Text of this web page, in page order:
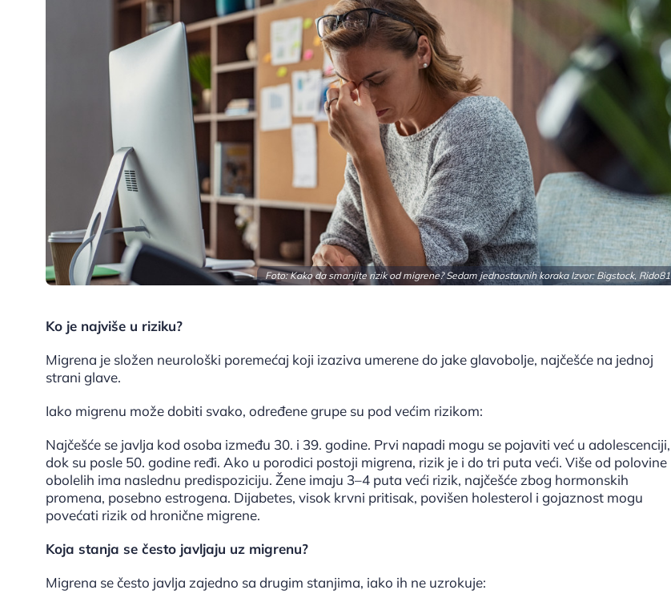
Foto: Kako da smanjite rizik od migrene? Sedam jednostavnih koraka Izvor: Bigstock, Rido81
Ko je najviše u riziku?
Migrena je složen neurološki poremećaj koji izaziva umerene do jake glavobolje, najčešće na jednoj
strani glave.
Iako migrenu može dobiti svako, određene grupe su pod većim rizikom:
Najčešće se javlja kod osoba između 30. i 39. godine. Prvi napadi mogu se pojaviti već u adolescenciji,
dok su posle 50. godine ređi. Ako u porodici postoji migrena, rizik je i do tri puta veći. Više od polovine
obolelih ima naslednu predispoziciju. Žene imaju 3–4 puta veći rizik, najčešće zbog hormonskih
promena, posebno estrogena. Dijabetes, visok krvni pritisak, povišen holesterol i gojaznost mogu
povećati rizik od hronične migrene.
Koja stanja se često javljaju uz migrenu?
Migrena se često javlja zajedno sa drugim stanjima, iako ih ne uzrokuje: